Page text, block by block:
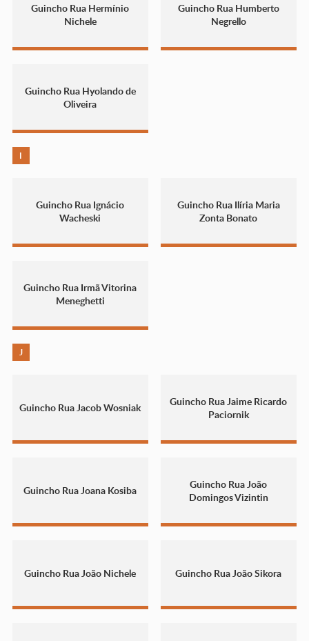
Guincho Rua Hermínio
Nichele
Guincho Rua Humberto
Negrello
Guincho Rua Hyolando de
Oliveira
I
Guincho Rua Ignácio
Wacheski
Guincho Rua Ilíria Maria
Zonta Bonato
Guincho Rua Irmã Vitorina
Meneghetti
J
Guincho Rua Jacob Wosniak
Guincho Rua Jaime Ricardo
Paciornik
Guincho Rua Joana Kosiba
Guincho Rua João
Domingos Vizintin
Guincho Rua João Nichele Guincho Rua João Sikora